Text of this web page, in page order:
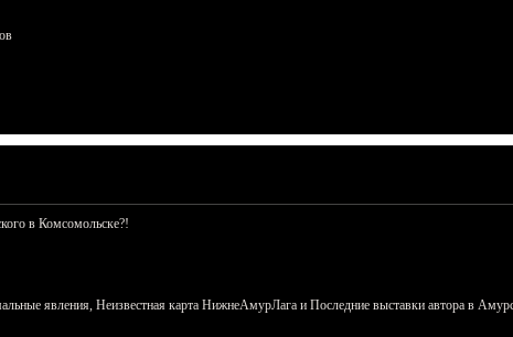
в Комсомольске?!
явления, Неизвестная карта НижнеАмурЛага и Последние выставки автора в